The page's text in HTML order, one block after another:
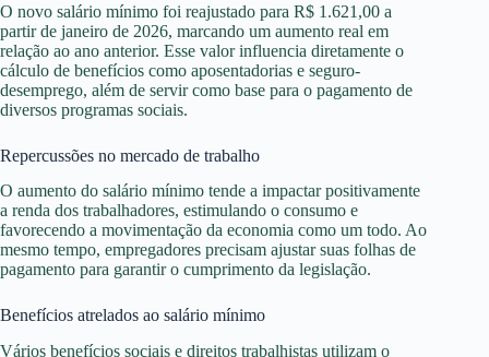
O novo salário mínimo foi reajustado para R$ 1.621,00 a
partir de janeiro de 2026, marcando um aumento real em
relação ao ano anterior. Esse valor influencia diretamente o
cálculo de benefícios como aposentadorias e seguro-
desemprego, além de servir como base para o pagamento de
diversos programas sociais.
Repercussões no mercado de trabalho
O aumento do salário mínimo tende a impactar positivamente
a renda dos trabalhadores, estimulando o consumo e
favorecendo a movimentação da economia como um todo. Ao
mesmo tempo, empregadores precisam ajustar suas folhas de
pagamento para garantir o cumprimento da legislação.
Benefícios atrelados ao salário mínimo
Vários benefícios sociais e direitos trabalhistas utilizam o